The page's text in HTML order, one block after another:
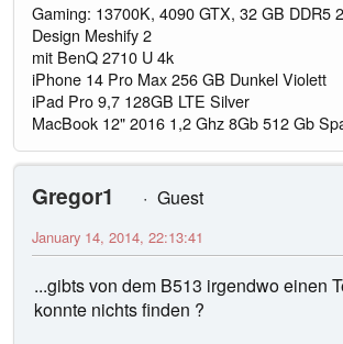
Gaming: 13700K, 4090 GTX, 32 GB DDR5
Design Meshify 2
mit BenQ 2710 U 4k
iPhone 14 Pro Max 256 GB Dunkel Violett
iPad Pro 9,7 128GB LTE Silver
MacBook 12" 2016 1,2 Ghz 8Gb 512 Gb
Gregor1
Guest
January 14, 2014, 22:13:41
...gibts von dem B513 irgendwo einen
konnte nichts finden ?